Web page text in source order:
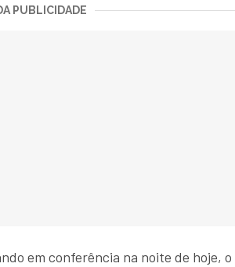
PUBLICIDADE
em conferência na noite de hoje, o